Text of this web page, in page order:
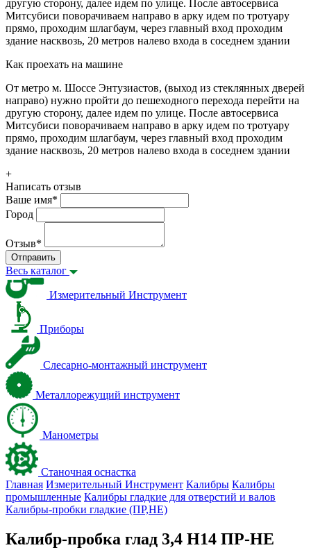
другую сторону, далее идем по улице. После автосервиса
Митсубиси поворачиваем направо в арку идем по тротуару
прямо, проходим шлагбаум, через главный вход проходим
здание насквозь, 20 метров налево входа в соседнем здании
Как проехать на машине
От метро м. Шоссе Энтузиастов, (выход из стеклянных дверей
направо) нужно пройти до пешеходного перехода перейти на
другую сторону, далее идем по улице. После автосервиса
Митсубиси поворачиваем направо в арку идем по тротуару
прямо, проходим шлагбаум, через главный вход проходим
здание насквозь, 20 метров налево входа в соседнем здании
+
Написать отзыв
Ваше имя*
Город
Отзыв*
Отправить
Весь каталог
Измерительный Инструмент
Приборы
Слесарно-монтажный инструмент
Металлорежущий инструмент
Манометры
Станочная оснастка
Главная Измерительный Инструмент Калибры Калибры
промышленные Калибры гладкие для отверстий и валов
Калибры-пробки гладкие (ПР,НЕ)
Калибр-пробка глад 3,4 H14 ПР-НЕ